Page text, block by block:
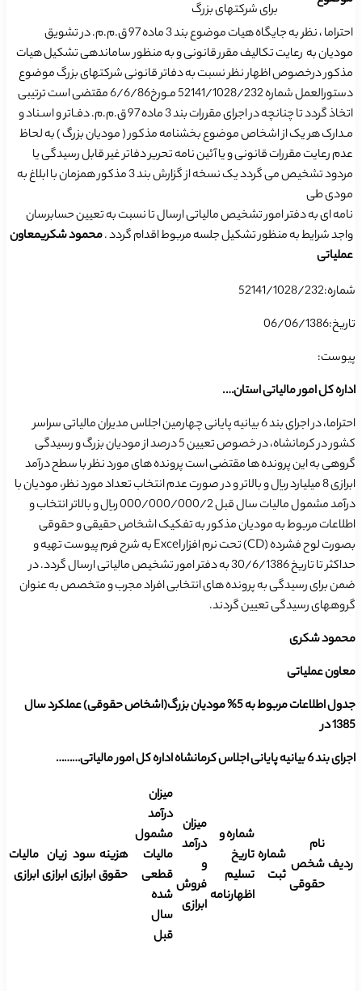
برای شرکتهای بزرگ
احتراما ، نظر به جایگاه هیات موضوع بند 3 ماده 97 ق.م.م. در تشویق
مودیان به رعایت تکالیف مقرر قانونی و به منظور ساماندهی تشکیل هیات
مذکور درخصوص اظهار نظر نسبت به دفاتر قانونی شرکتهای بزرگ موضوع
دستورالعمل شماره 52141/1028/232 مـورخ6/6/86 مقتضی است ترتیبی
اتخاذ گردد تا چنانچه در اجرای مقررات بند 3 ماده 97 ق.م.م. دفـاتر و اسـناد و
مـدارک هر یک از اشخاص موضوع بخشنامه مذکور ( مودیان بزرگ ) به لحاظ
عدم رعایت مقررات قانونی و یا آئین نامه تحریر دفاتر غیر قابل رسیدگی یا
مردود تشخیص می گردد یک نسخه از گزارش بند 3 مذکور همزمان با ابلاغ به
مودی طی
نامه ای به دفتر امور تشخیص مالیاتی ارسال تا نسبت به تعیین حسابرسان
واجد شرایط به منظور تشکیل جلسه مربوط اقدام گردد .محمود شکریمعاون
عملیاتی
شماره:52141/1028/232
تاریخ:06/06/1386
پیوست:
اداره کل امور مالیاتی استان….
احتراما، در اجرای بند 6 بیانیه پایانی چهارمین اجلاس مدیران مالیاتی سراسر
کشور در کرمانشاه، در خصوص تعیین 5 درصد از مودیان بزرگ و رسیدگی
گروهی به این پرونده ها مقتضی است پرونده های مورد نظر با سطح درآمد
ابرازی 8 میلیارد ریال و بالاتر و در صورت عدم انتخاب تعداد مورد نظر، مودیان با
درآمد مشمول مالیات سال قبل 000/000/000/2 ریال و بالاتر انتخاب و
اطلاعات مربوط به مودیان مذکور به تفکیک اشخاص حقیقی و حقوقی
بصورت لوح فشرده (CD) تحت نرم افزار Excel به شرح فرم پیوست تهیه و
حداکثر تا تاریخ 30/6/1386 به دفتر امور تشخیص مالیاتی ارسال گردد. در
ضمن برای رسیدگی به پرونده های انتخابی افراد مجرب و متخصص به عنوان
گروههای رسیدگی تعیین گردند.
محمود شکری
معاون عملیاتی
جدول اطلاعات مربوط به 5% مودیان بزرگ(اشخاص حقوقی) عملکرد سال
1385 در
اجرای بند 6 بیانیه پایانی اجلاس کرمانشاه اداره کل امور مالیاتی………
ردیف
نام
شخص
حقوقی
شماره
ثبت
شماره و
تاریخ
تسلیم
اظهارنامه
میزان
درآمد
و
فروش
ابرازی
میزان
درآمد
مشمول
مالیات
قطعی
شده
سال
قبل
هزینه
حقوق
سود
ابرازی
زیان
ابرازی
مالیات
ابرازی